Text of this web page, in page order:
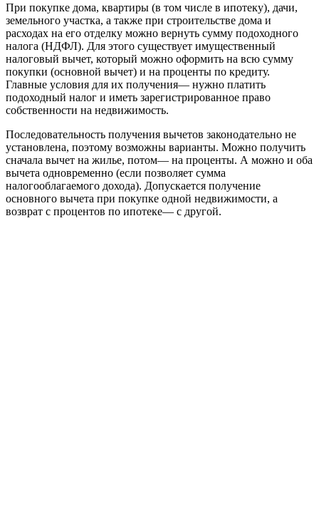
При покупке дома, квартиры (в том числе в ипотеку), дачи,
земельного участка, а также при строительстве дома и
расходах на его отделку можно вернуть сумму подоходного
налога (НДФЛ). Для этого существует имущественный
налоговый вычет, который можно оформить на всю сумму
покупки (основной вычет) и на проценты по кредиту.
Главные условия для их получения— нужно платить
подоходный налог и иметь зарегистрированное право
собственности на недвижимость.
Последовательность получения вычетов законодательно не
установлена, поэтому возможны варианты. Можно получить
сначала вычет на жилье, потом— на проценты. А можно и оба
вычета одновременно (если позволяет сумма
налогооблагаемого дохода). Допускается получение
основного вычета при покупке одной недвижимости, а
возврат с процентов по ипотеке— с другой.